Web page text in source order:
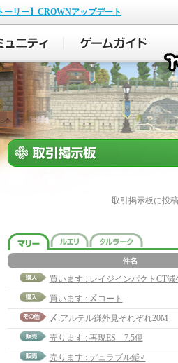
ーリー】CROWNアップデート
取引掲示板に投
買います : レイジインパクトCT減
買います : 〆コート
〆:アルテル鎌外見それぞれ20M
売ります : 再現ES 7.5億
売ります : デュラブル鎧♂